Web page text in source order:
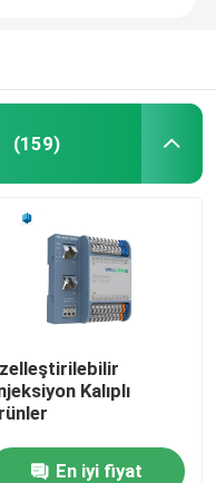
(159)
Kalıplı
En iyi fiyat